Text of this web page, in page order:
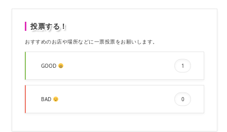
投票する！
おすすめのお店や場所などに一票投票をお願いします。
GOOD 1
BAD 0